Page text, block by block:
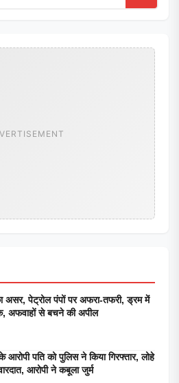
असर, पेट्रोल पंपों पर अफरा-तफरी, ड्रम में
अफवाहों से बचने की अपील
आरोपी पति को पुलिस ने किया गिरफ्तार, लोहे
आरोपी ने कबूला जुर्म